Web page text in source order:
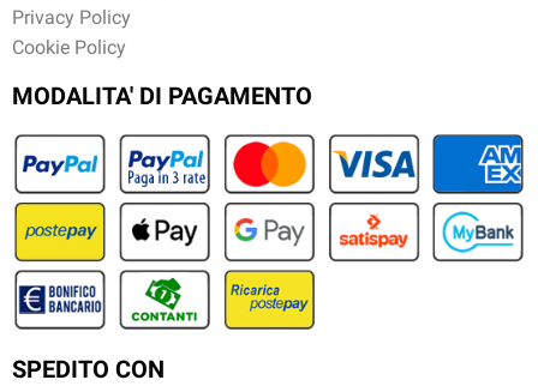
Privacy Policy
Cookie Policy
MODALITA' DI PAGAMENTO
SPEDITO CON